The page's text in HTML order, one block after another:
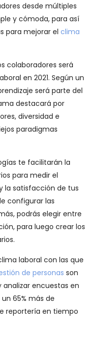
desde múltiples
y cómoda, para así
para mejorar el clima
colaboradores será
en 2021. Según un
será parte del
destacará por
diversidad e
paradigmas
te facilitarán la
para medir el
la satisfacción de tus
configurar las
podrás elegir entre
para luego crear los
laboral con las que
de personas son
encuestas en
65% más de
reportería en tiempo